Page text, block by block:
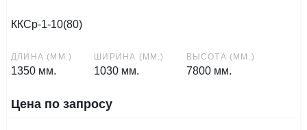
ККСр-1-10(80)
ДЛИНА (ММ.)
1350 мм.
ШИРИНА (ММ.)
1030 мм.
ВЫСОТА (ММ.)
7800 мм.
Цена по запросу